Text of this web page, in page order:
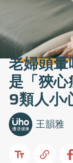
老婦頭
是「狹心
9類人小
王韻雅